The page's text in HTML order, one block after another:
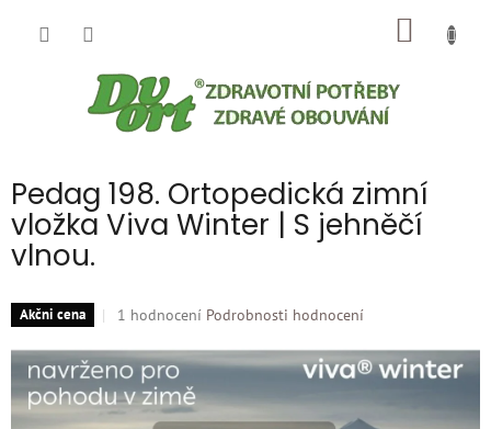
Pedag 198. Ortopedická zimní
vložka Viva Winter | S jehněčí
vlnou.
Akčni cena
Průměrné
produktu
je
5,0
z
1 hodnocení Podrobnosti hodnocení